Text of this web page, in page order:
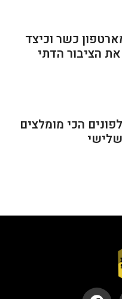
כשר וכיצד
הציבור הדתי
הכי מומלצים